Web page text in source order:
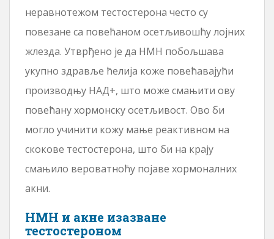
неравнотежом тестостерона често су
повезане са повећаном осетљивошћу лојних
жлезда. Утврђено је да НМН побољшава
укупно здравље ћелија коже повећавајући
производњу НАД+, што може смањити ову
повећану хормонску осетљивост. Ово би
могло учинити кожу мање реактивном на
скокове тестостерона, што би на крају
смањило вероватноћу појаве хормоналних
акни.
НМН и акне изазване
тестостероном